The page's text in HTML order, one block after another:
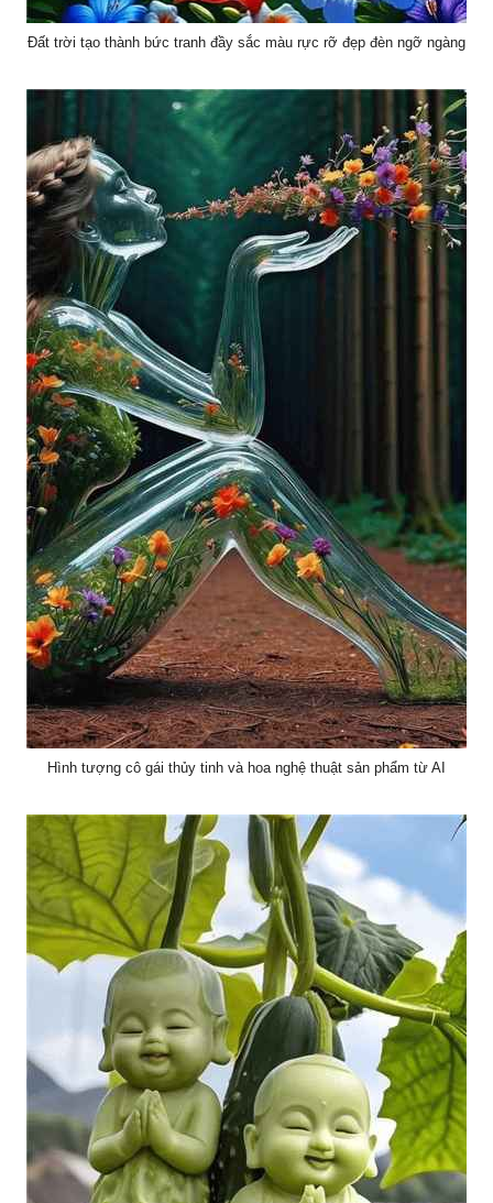
Đất trời tạo thành bức tranh đầy sắc màu rực rỡ đẹp đèn ngỡ ngàng
Hình tượng cô gái thủy tinh và hoa nghệ thuật sản phẩm từ AI